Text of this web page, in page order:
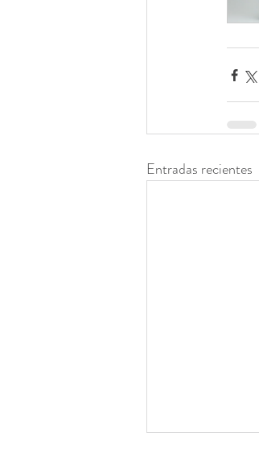
Entradas recientes